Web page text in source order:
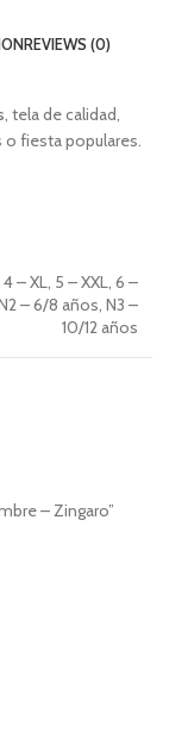
REVIEWS (0)
, tela de calidad,
fiesta populares.
– XL, 5 – XXL, 6 –
– 6/8 años, N3 –
10/12 años
– Zingaro”